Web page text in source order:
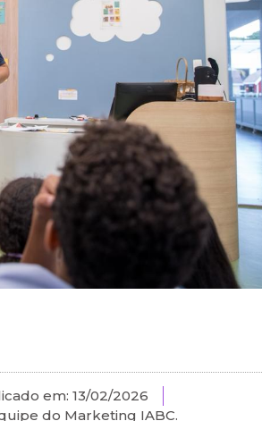
em: 13/02/2026
do Marketing IABC.